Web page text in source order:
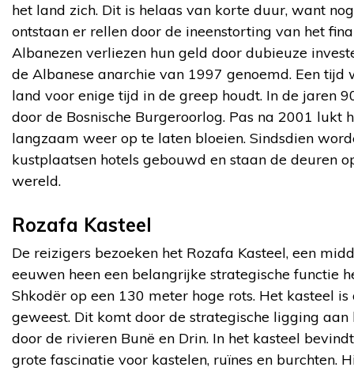
het land zich. Dit is helaas van korte duur, want
ontstaan er rellen door de ineenstorting van het
Albanezen verliezen hun geld door dubieuze
de Albanese anarchie van 1997 genoemd. Een
land voor enige tijd in de greep houdt. In de jaren
door de Bosnische Burgeroorlog. Pas na 2001 lukt
langzaam weer op te laten bloeien. Sindsdien
kustplaatsen hotels gebouwd en staan de deuren
wereld.
Rozafa Kasteel
De reizigers bezoeken het Rozafa Kasteel, een
eeuwen heen een belangrijke strategische functie
Shkodër op een 130 meter hoge rots. Het kasteel
geweest. Dit komt door de strategische ligging
door de rivieren Bunë en Drin. In het kasteel
grote fascinatie voor kastelen, ruïnes en burchten.